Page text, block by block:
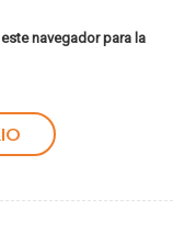
navegador para la